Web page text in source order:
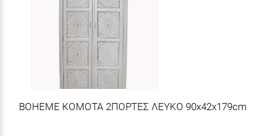
BOHEME ΚΟΜΟΤΑ 2ΠΟΡΤΕΣ ΛΕΥΚΟ 90x42x179cm